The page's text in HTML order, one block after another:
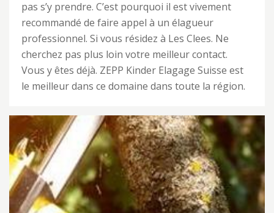
pas s’y prendre. C’est pourquoi il est vivement
recommandé de faire appel à un élagueur
professionnel. Si vous résidez à Les Clees. Ne
cherchez pas plus loin votre meilleur contact.
Vous y êtes déjà. ZEPP Kinder Elagage Suisse est
le meilleur dans ce domaine dans toute la région.